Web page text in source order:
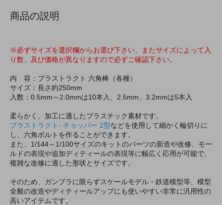
商品の説明
※必ずサイズを選択欄からお選び下さい。またサイズによって入
り数、及び価格が異なりますので必ずご確認下さい。
内 容：プラストラクト 六角棒（各種）
サイズ：長さ約250mm
入数：0.5mm～2.0mmは10本入、2.5mm、3.2mmは5本入
柔らかく、加工に適したプラスチック素材です。
プラストラクト- チョッパー 2型などを使用して細かく輪切りに
し、六角ボルトを作ることができます。
また、1/144～1/100サイズのキットのパーツの新造や改修、モー
ルドの表現や追加ディティールの表現等に幅広く応用が可能で、
複雑な改修に適した形状とサイズです。
そのため、ガンプラに限らずスケールモデル・鉄道模型等、模型
全般の改造やディティールアップにも使いやすい非常に汎用性の
高いアイテムです。